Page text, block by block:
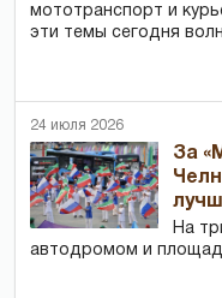
мототранспорт и
эти темы сегодня
24 июля 2026
За
На
автодромом и